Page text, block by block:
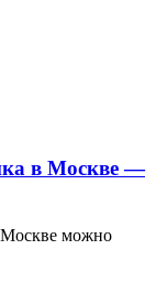
в Москве —
Москве можно